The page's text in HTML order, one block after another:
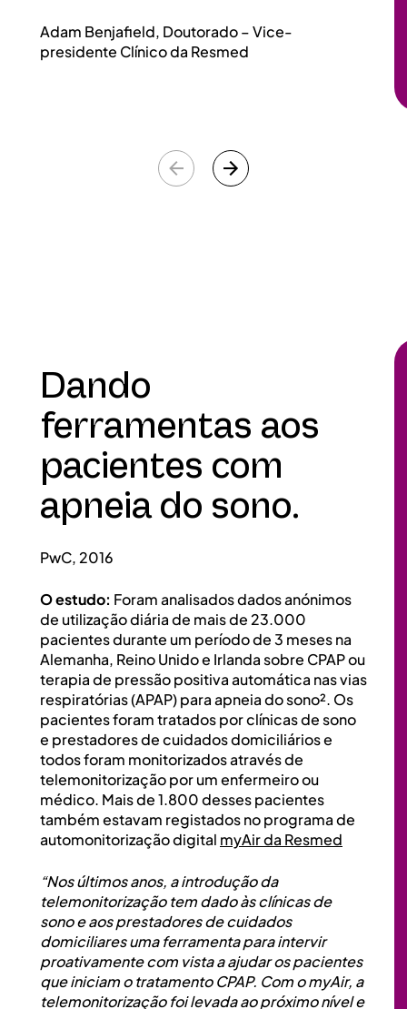
Adam Benjafield, Doutorado – Vice-
presidente Clínico da Resmed
Dando
ferramentas aos
pacientes com
apneia do sono.
PwC, 2016
O estudo: Foram analisados dados anónimos
de utilização diária de mais de 23.000
pacientes durante um período de 3 meses na
Alemanha, Reino Unido e Irlanda sobre CPAP ou
terapia de pressão positiva automática nas vias
respiratórias (APAP) para apneia do sono². Os
pacientes foram tratados por clínicas de sono
e prestadores de cuidados domiciliários e
todos foram monitorizados através de
telemonitorização por um enfermeiro ou
médico. Mais de 1.800 desses pacientes
também estavam registados no programa de
automonitorização digital myAir da Resmed
“Nos últimos anos, a introdução da
telemonitorização tem dado às clínicas de
sono e aos prestadores de cuidados
domiciliares uma ferramenta para intervir
proativamente com vista a ajudar os pacientes
que iniciam o tratamento CPAP. Com o myAir, a
telemonitorização foi levada ao próximo nível e